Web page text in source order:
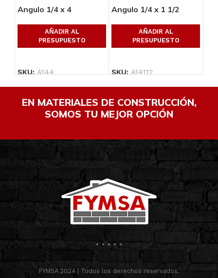
Angulo 1/4 x 4
AÑADIR AL
PRESUPUESTO
SKU:A144
Angulo 1/4 x 1 1/2
AÑADIR AL
PRESUPUESTO
SKU:A14112
EN MATERIALES DE CONSTRUCCIÓN,
SOMOS TU MEJOR OPCIÓN
FYMSA 2024 | Todos los derechos reservados.